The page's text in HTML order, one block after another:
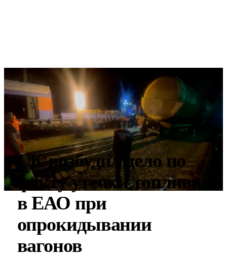
СК возбудил дело по
факту утечки топлива
в ЕАО при
опрокидывании
вагонов